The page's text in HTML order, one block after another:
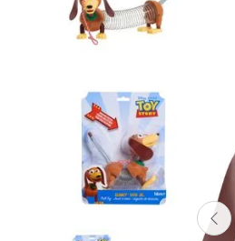
Figuras de Acción
Gadgets y Electrónicos
Lanzadores
Muñecas
Construcción